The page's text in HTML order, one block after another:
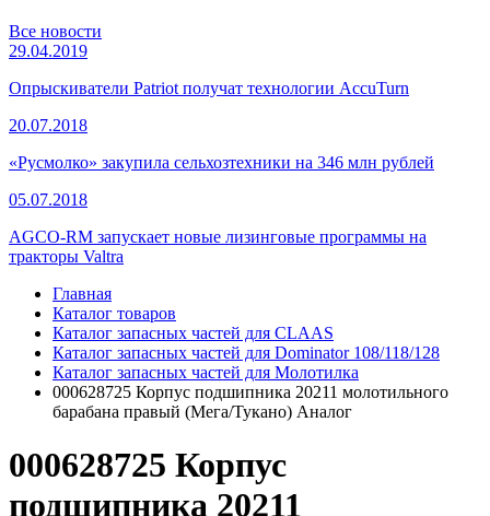
Все новости
29.04.2019
Опрыскиватели Patriot получат технологии AccuTurn
20.07.2018
«Русмолко» закупила сельхозтехники на 346 млн рублей
05.07.2018
AGCO-RM запускает новые лизинговые программы на
тракторы Valtra
Главная
Каталог товаров
Каталог запасных частей для CLAAS
Каталог запасных частей для Dominator 108/118/128
Каталог запасных частей для Молотилка
000628725 Корпус подшипника 20211 молотильного
барабана правый (Мега/Тукано) Аналог
000628725 Корпус
подшипника 20211